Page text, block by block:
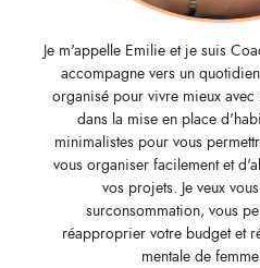
Je m'appelle Emilie et je suis
accompagne vers un
organisé pour vivre mieux avec
dans la mise en place
minimalistes pour vous
vous organiser facilement et
vos projets. Je veux
surconsommation, vous
réapproprier votre budget et
mentale de